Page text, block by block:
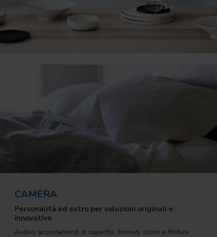
CAMERA
Personalità ed estro per soluzioni originali e
innovative
Audaci accostamenti di superfici, formati, colori e finiture